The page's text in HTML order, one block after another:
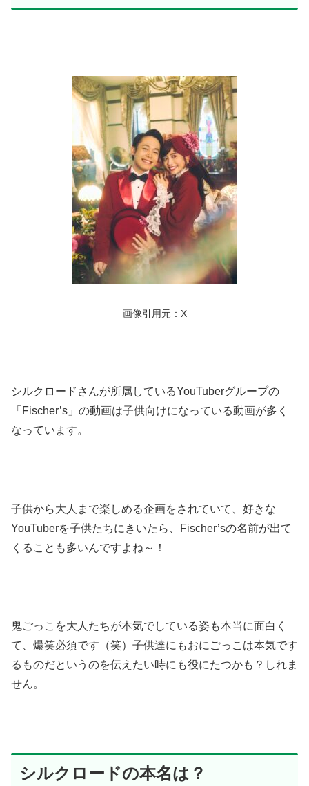
画像引用元：X
シルクロードさんが所属しているYouTuberグループの
「Fischer’s」の動画は子供向けになっている動画が多く
なっています。
子供から大人まで楽しめる企画をされていて、好きな
YouTuberを子供たちにきいたら、Fischer’sの名前が出て
くることも多いんですよね～！
鬼ごっこを大人たちが本気でしている姿も本当に面白く
て、爆笑必須です（笑）子供達にもおにごっこは本気です
るものだというのを伝えたい時にも役にたつかも？しれま
せん。
シルクロードの本名は？